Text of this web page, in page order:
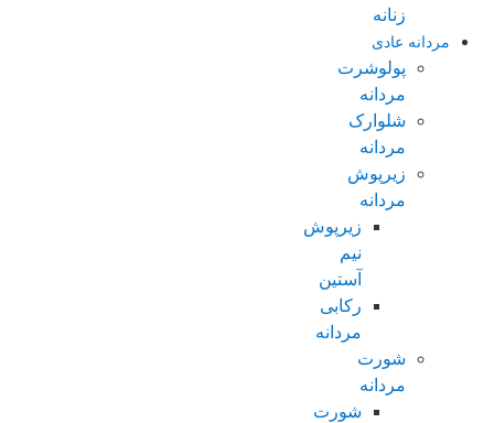
زنانه
مردانه عادی
پولوشرت
مردانه
شلوارک
مردانه
زیرپوش
مردانه
زیرپوش
نیم
آستین
رکابی
مردانه
شورت
مردانه
شورت